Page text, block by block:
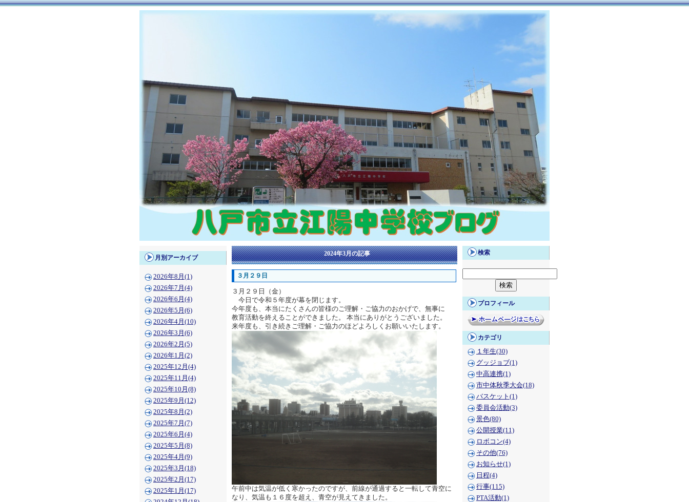
月別アーカイブ
2026年8月(1)
2026年7月(4)
2026年6月(4)
2026年5月(6)
2026年4月(10)
2026年3月(6)
2026年2月(5)
2026年1月(2)
2025年12月(4)
2025年11月(4)
2025年10月(8)
2025年9月(12)
2025年8月(2)
2025年7月(7)
2025年6月(4)
2025年5月(8)
2025年4月(9)
2025年3月(18)
2025年2月(17)
2025年1月(17)
検索
プロフィール
カテゴリ
１年生(30)
グッジョブ(1)
中高連携(1)
市中体秋季大会(18)
バスケット(1)
委員会活動(3)
景色(80)
公開授業(11)
ロボコン(4)
その他(76)
お知らせ(1)
日程(4)
行事(115)
PTA活動(1)
2024年3月の記事
３月２９日
３月２９日（金）
今日で令和５年度が幕を閉じます。
今年度も、本当にたくさんの皆様のご理解・ご協力のおかげで、無事に
教育活動を終えることができました。 本当にありがとうございました。
来年度も、引き続きご理解・ご協力のほどよろしくお願いいたします。
午前中は気温が低く寒かったのですが、前線が通過すると一転して青空に
なり、気温も１６度を超え、青空が見えてきました。